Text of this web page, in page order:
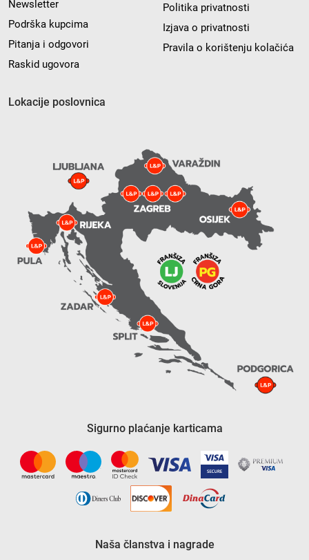
Newsletter
Podrška kupcima
Pitanja i odgovori
Raskid ugovora
Politika privatnosti
Izjava o privatnosti
Pravila o korištenju kolačića
Lokacije poslovnica
Sigurno plaćanje karticama
Naša članstva i nagrade